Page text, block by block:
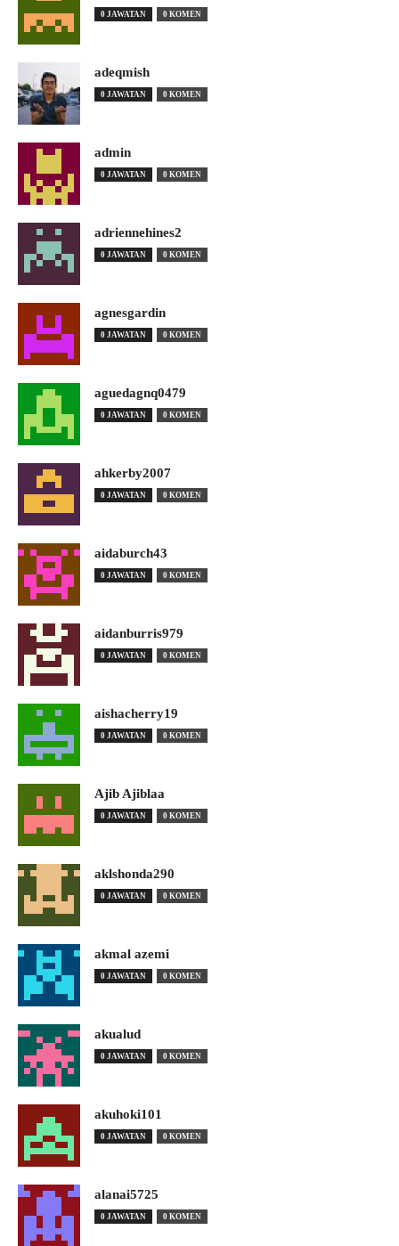
0 JAWATAN 0 KOMEN
adeqmish
0 JAWATAN 0 KOMEN
admin
0 JAWATAN 0 KOMEN
adriennehines2
0 JAWATAN 0 KOMEN
agnesgardin
0 JAWATAN 0 KOMEN
aguedagnq0479
0 JAWATAN 0 KOMEN
ahkerby2007
0 JAWATAN 0 KOMEN
aidaburch43
0 JAWATAN 0 KOMEN
aidanburris979
0 JAWATAN 0 KOMEN
aishacherry19
0 JAWATAN 0 KOMEN
Ajib Ajiblaa
0 JAWATAN 0 KOMEN
aklshonda290
0 JAWATAN 0 KOMEN
akmal azemi
0 JAWATAN 0 KOMEN
akualud
0 JAWATAN 0 KOMEN
akuhoki101
0 JAWATAN 0 KOMEN
alanai5725
0 JAWATAN 0 KOMEN